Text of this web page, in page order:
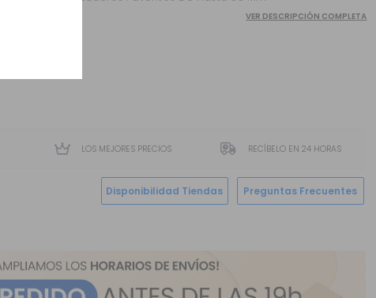
VER DESCRIPCIÓN COMPLETA
LOS MEJORES PRECIOS RECÍBELO EN 24 HORAS
Disponibilidad Tiendas Preguntas Frecuentes